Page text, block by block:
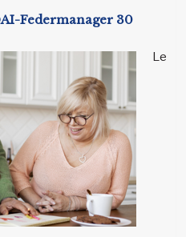
Federmanager 30
Le